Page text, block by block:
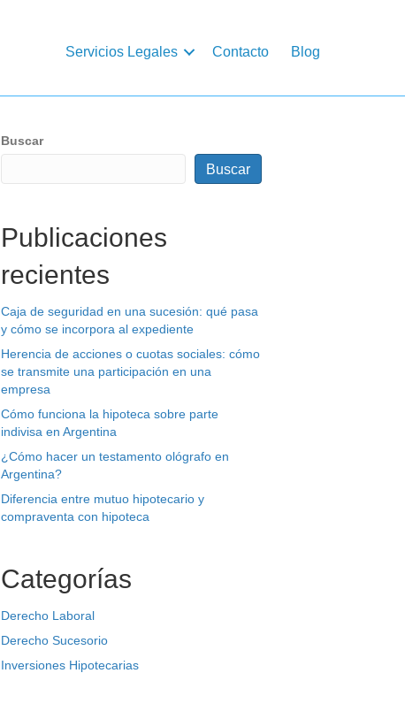
Servicios Legales Contacto Blog
Buscar
Buscar
Publicaciones
recientes
Caja de seguridad en una sucesión: qué pasa
y cómo se incorpora al expediente
Herencia de acciones o cuotas sociales: cómo
se transmite una participación en una
empresa
Cómo funciona la hipoteca sobre parte
indivisa en Argentina
¿Cómo hacer un testamento ológrafo en
Argentina?
Diferencia entre mutuo hipotecario y
compraventa con hipoteca
Categorías
Derecho Laboral
Derecho Sucesorio
Inversiones Hipotecarias